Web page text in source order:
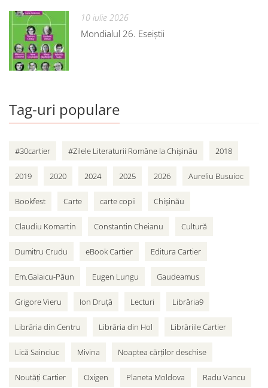
10 iulie 2026
Mondialul 26. Eseiștii
Tag-uri populare
#30cartier #Zilele Literaturii Române la Chișinău 2018
2019 2020 2024 2025 2026 Aureliu Busuioc
Bookfest Carte carte copii Chișinău
Claudiu Komartin Constantin Cheianu Cultură
Dumitru Crudu eBook Cartier Editura Cartier
Em.Galaicu-Păun Eugen Lungu Gaudeamus
Grigore Vieru Ion Druță Lecturi Librăria9
Librăria din Centru Librăria din Hol Librăriile Cartier
Lică Sainciuc Mivina Noaptea cărților deschise
Noutăți Cartier Oxigen Planeta Moldova Radu Vancu